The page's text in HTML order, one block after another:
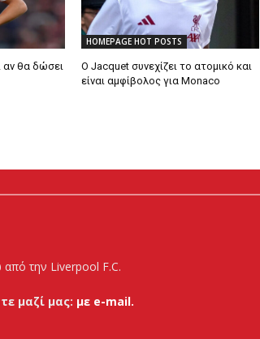
αν θα δώσει
HOMEPAGE HOT POSTS
Ο Jacquet συνεχίζει το ατομικό και
είναι αμφίβολος για Monaco
την Liverpool F.C.
μαζί μας: με e-mail.